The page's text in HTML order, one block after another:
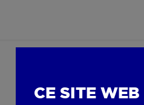
CE SITE